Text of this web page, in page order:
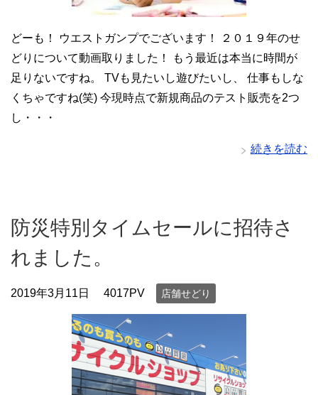
どーも！ ウエストガンプでございます！ ２０１９年のせ
どりについて動画取りました！ もう最近は本当に時間が
足りないですね。 TVも見たいし遊びたいし、 仕事もしな
くちゃですね(笑) 今現時点で新規商品のテスト販売を2つ
し・・・
続きを読む
防災特別タイムセールに招待さ
れました。
2019年3月11日 4017PV 店舗せどり